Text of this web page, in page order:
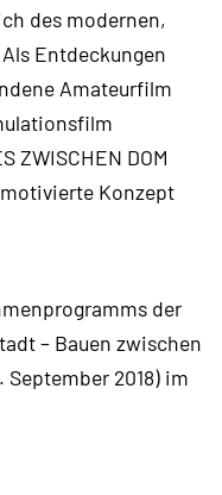
des modernen,
Entdeckungen
Amateurfilm
ZWISCHEN DOM
Konzept
der
– Bauen zwischen
September 2018) im